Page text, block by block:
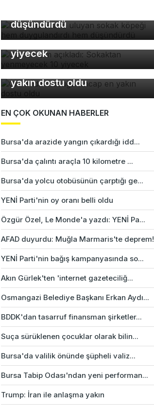
düşündürdü
Uzman isim açıkladı:
Sokaktan yenmeyecek 10
yiyecek
Ormanda bulduğu sincap en
yakın dostu oldu
EN ÇOK OKUNAN HABERLER
Bursa'da arazide yangın çıkardığı idd...
Bursa'da çalıntı araçla 10 kilometre ...
Bursa'da yolcu otobüsünün çarptığı ge...
YENİ Parti'nin oy oranı belli oldu
Özgür Özel, Le Monde'a yazdı: YENİ Pa...
AFAD duyurdu: Muğla Marmaris'te deprem!
YENİ Parti'nin bağış kampanyasında so...
Akın Gürlek'ten 'internet gazeteciliğ...
Osmangazi Belediye Başkanı Erkan Aydı...
BDDK'dan tasarruf finansman şirketler...
Suça sürüklenen çocuklar olarak bilin...
Bursa'da valilik önünde şüpheli valiz...
Bursa Tabip Odası'ndan yeni performan...
Trump: İran ile anlaşma yakın